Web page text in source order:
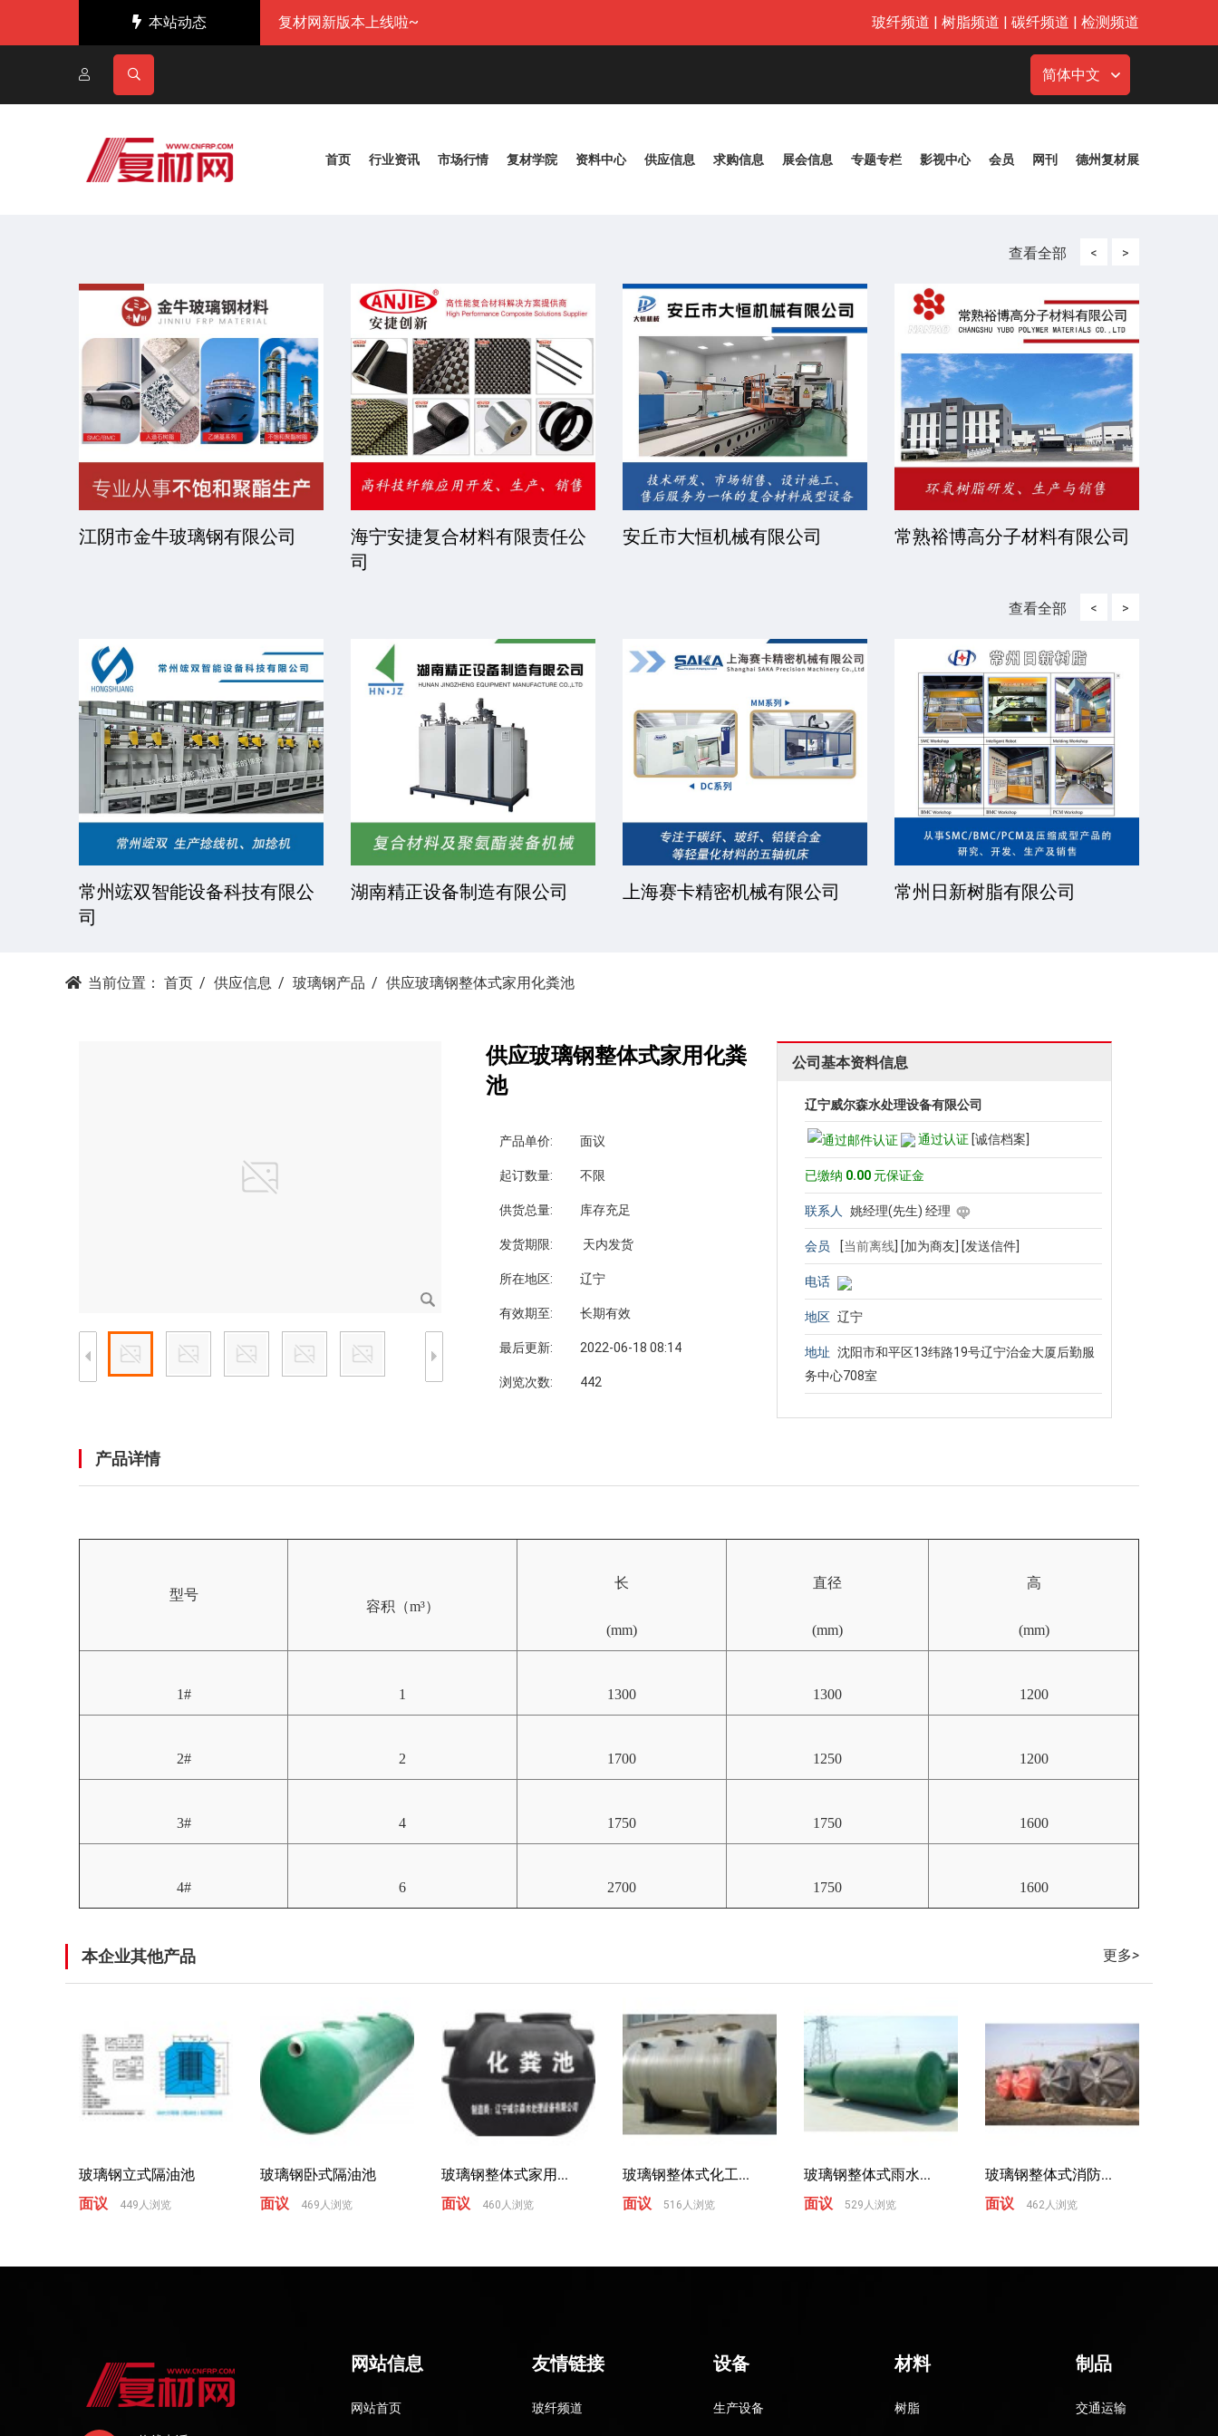
本站动态 复材网新版本上线啦~ 玻纤频道 | 树脂频道 | 碳纤频道 | 检测频道
简体中文
首页 行业资讯 市场行情 复材学院 资料中心 供应信息 求购信息 展会信息 专题专栏 影视中心 会员 网刊 德州复材展
查看全部 <
江阴市金牛玻璃钢有限公司
海宁安捷复合材料有限责任公
司
安丘市大恒机械有限公司 常熟裕博高分子材料有限公司
>
查看全部 <
常州竤双智能设备科技有限公
司
湖南精正设备制造有限公司 上海赛卡精密机械有限公司 常州日新树脂有限公司
>
当前位置： 首页 供应信息 玻璃钢产品 供应玻璃钢整体式家用化粪池
供应玻璃钢整体式家用化粪
池
产品单价: 面议
起订数量: 不限
供货总量: 库存充足
发货期限: 天内发货
所在地区: 辽宁
有效期至: 长期有效
最后更新: 2022-06-18 08:14
浏览次数: 442
公司基本资料信息
辽宁威尔森水处理设备有限公司
通过认证 [诚信档案]
已缴纳 0.00 元保证金
联系人 姚经理(先生) 经理
会员 [当前离线 [加为商友] [发送信件]
电话
地区 辽宁
地址 沈阳市和平区13纬路19号辽宁治金大厦后勤服
务中心708室
产品详情
型号
容积（m³）
长
(mm)
直径
(mm)
高
(mm)
1# 1 1300 1300 1200
2# 2 1700 1250 1200
3# 4 1750 1750 1600
4# 6 2700 1750 1600
本企业其他产品 更多>
玻璃钢立式隔油池
面议
449人浏览
玻璃钢卧式隔油池
面议
469人浏览
玻璃钢整体式家用...
面议
460人浏览
玻璃钢整体式化工...
面议
516人浏览
玻璃钢整体式雨水...
面议
529人浏览
玻璃钢整体式消防...
面议
462人浏览
网站信息
网站首页
友情链接
玻纤频道
设备
生产设备
材料
树脂
制品
交通运输